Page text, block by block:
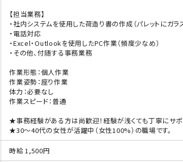
【担当業務】
・社内システムを使用した荷造り書の作成（パレットにガ
・電話対応
・Excel・Outlookを使用したPC作業（頻度少なめ）
・その他、付随する事務業務
作業形態：個人作業
作業姿勢：座り作業
体力：必要なし
作業スピード：普通
★事務経験がある方は尚歓迎！経験が浅くても丁寧にサポ
★30〜40代の女性が活躍中（女性100%）の職場です。
時給 1,500円